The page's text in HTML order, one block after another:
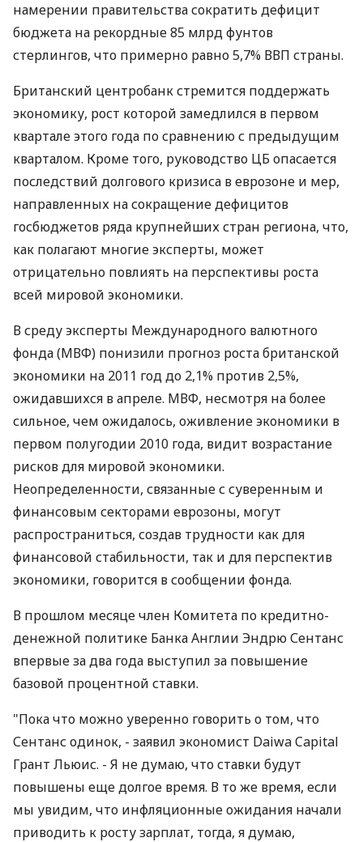
намерении правительства сократить дефицит
бюджета на рекордные 85 млрд фунтов
стерлингов, что примерно равно 5,7% ВВП страны.
Британский центробанк стремится поддержать
экономику, рост которой замедлился в первом
квартале этого года по сравнению с предыдущим
кварталом. Кроме того, руководство ЦБ опасается
последствий долгового кризиса в еврозоне и мер,
направленных на сокращение дефицитов
госбюджетов ряда крупнейших стран региона, что,
как полагают многие эксперты, может
отрицательно повлиять на перспективы роста
всей мировой экономики.
В среду эксперты Международного валютного
фонда (МВФ) понизили прогноз роста британской
экономики на 2011 год до 2,1% против 2,5%,
ожидавшихся в апреле. МВФ, несмотря на более
сильное, чем ожидалось, оживление экономики в
первом полугодии 2010 года, видит возрастание
рисков для мировой экономики.
Неопределенности, связанные с суверенным и
финансовым секторами еврозоны, могут
распространиться, создав трудности как для
финансовой стабильности, так и для перспектив
экономики, говорится в сообщении фонда.
В прошлом месяце член Комитета по кредитно-
денежной политике Банка Англии Эндрю Сентанс
впервые за два года выступил за повышение
базовой процентной ставки.
"Пока что можно уверенно говорить о том, что
Сентанс одинок, - заявил экономист Daiwa Capital
Грант Льюис. - Я не думаю, что ставки будут
повышены еще долгое время. В то же время, если
мы увидим, что инфляционные ожидания начали
приводить к росту зарплат, тогда, я думаю,